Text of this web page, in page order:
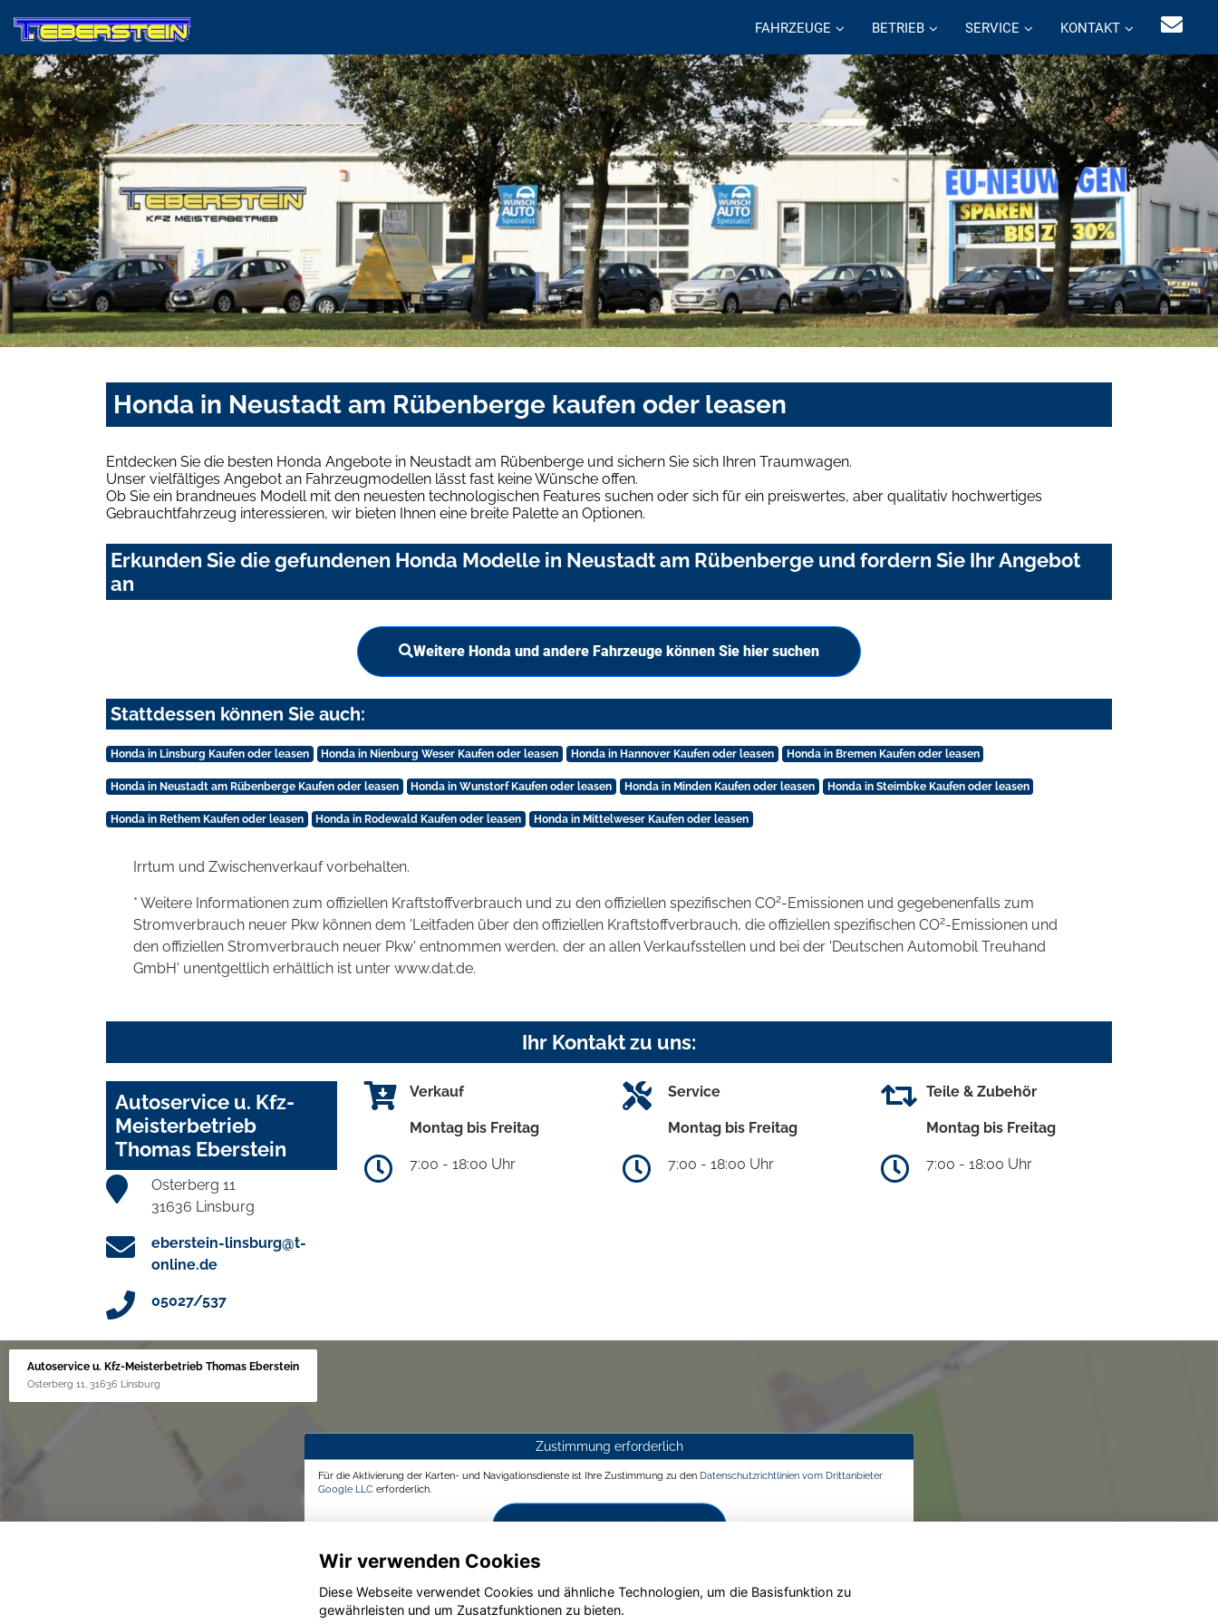
FAHRZEUGE BETRIEB SERVICE KONTAKT
Honda in Neustadt am Rübenberge kaufen oder leasen
Entdecken Sie die besten Honda Angebote in Neustadt am Rübenberge und sichern Sie sich Ihren Traumwagen.
Unser vielfältiges Angebot an Fahrzeugmodellen lässt fast keine Wünsche offen.
Ob Sie ein brandneues Modell mit den neuesten technologischen Features suchen oder sich für ein preiswertes, aber qualitativ hochwertiges
Gebrauchtfahrzeug interessieren, wir bieten Ihnen eine breite Palette an Optionen.
Erkunden Sie die gefundenen Honda Modelle in Neustadt am Rübenberge und fordern Sie Ihr Angebot
an
Weitere Honda und andere Fahrzeuge können Sie hier suchen
Stattdessen können Sie auch:
Honda in Linsburg Kaufen oder leasen Honda in Nienburg Weser Kaufen oder leasen Honda in Hannover Kaufen oder leasen Honda in Bremen Kaufen oder leasen
Honda in Neustadt am Rübenberge Kaufen oder leasen Honda in Wunstorf Kaufen oder leasen Honda in Minden Kaufen oder leasen Honda in Steimbke Kaufen oder leasen
Honda in Rethem Kaufen oder leasen Honda in Rodewald Kaufen oder leasen Honda in Mittelweser Kaufen oder leasen
Irrtum und Zwischenverkauf vorbehalten.
* Weitere Informationen zum offiziellen Kraftstoffverbrauch und zu den offiziellen spezifischen CO2-Emissionen und gegebenenfalls zum
Stromverbrauch neuer Pkw können dem 'Leitfaden über den offiziellen Kraftstoffverbrauch, die offiziellen spezifischen CO2-Emissionen und
den offiziellen Stromverbrauch neuer Pkw' entnommen werden, der an allen Verkaufsstellen und bei der 'Deutschen Automobil Treuhand
GmbH' unentgeltlich erhältlich ist unter www.dat.de.
Ihr Kontakt zu uns:
Autoservice u. Kfz-
Meisterbetrieb
Thomas Eberstein
Osterberg 11
31636 Linsburg
eberstein-linsburg@t-
online.de
05027/537
Verkauf
Montag bis Freitag
7:00 - 18:00 Uhr
Service
Montag bis Freitag
7:00 - 18:00 Uhr
Teile & Zubehör
Montag bis Freitag
7:00 - 18:00 Uhr
Autoservice u. Kfz-Meisterbetrieb Thomas Eberstein
Osterberg 11, 31636 Linsburg
Zustimmung erforderlich
Für die Aktivierung der Karten- und Navigationsdienste ist Ihre Zustimmung zu den Datenschutzrichtlinien vom Drittanbieter
Google LLC erforderlich.
Zustimmen und aktivieren
Wir verwenden Cookies
Diese Webseite verwendet Cookies und ähnliche Technologien, um die Basisfunktion zu
gewährleisten und um Zusatzfunktionen zu bieten.